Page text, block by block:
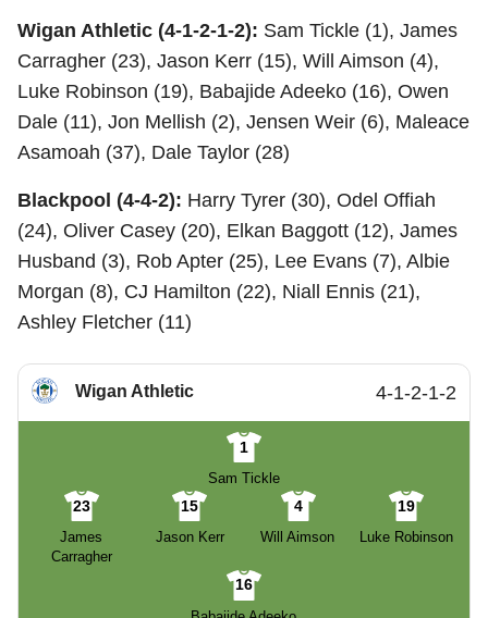
Wigan Athletic (4-1-2-1-2): Sam Tickle (1), James
Carragher (23), Jason Kerr (15), Will Aimson (4),
Luke Robinson (19), Babajide Adeeko (16), Owen
Dale (11), Jon Mellish (2), Jensen Weir (6), Maleace
Asamoah (37), Dale Taylor (28)
Blackpool (4-4-2): Harry Tyrer (30), Odel Offiah
(24), Oliver Casey (20), Elkan Baggott (12), James
Husband (3), Rob Apter (25), Lee Evans (7), Albie
Morgan (8), CJ Hamilton (22), Niall Ennis (21),
Ashley Fletcher (11)
Wigan Athletic 4-1-2-1-2
1
Sam Tickle
23
James
Carragher
15
Jason Kerr
4
Will Aimson
19
Luke Robinson
16